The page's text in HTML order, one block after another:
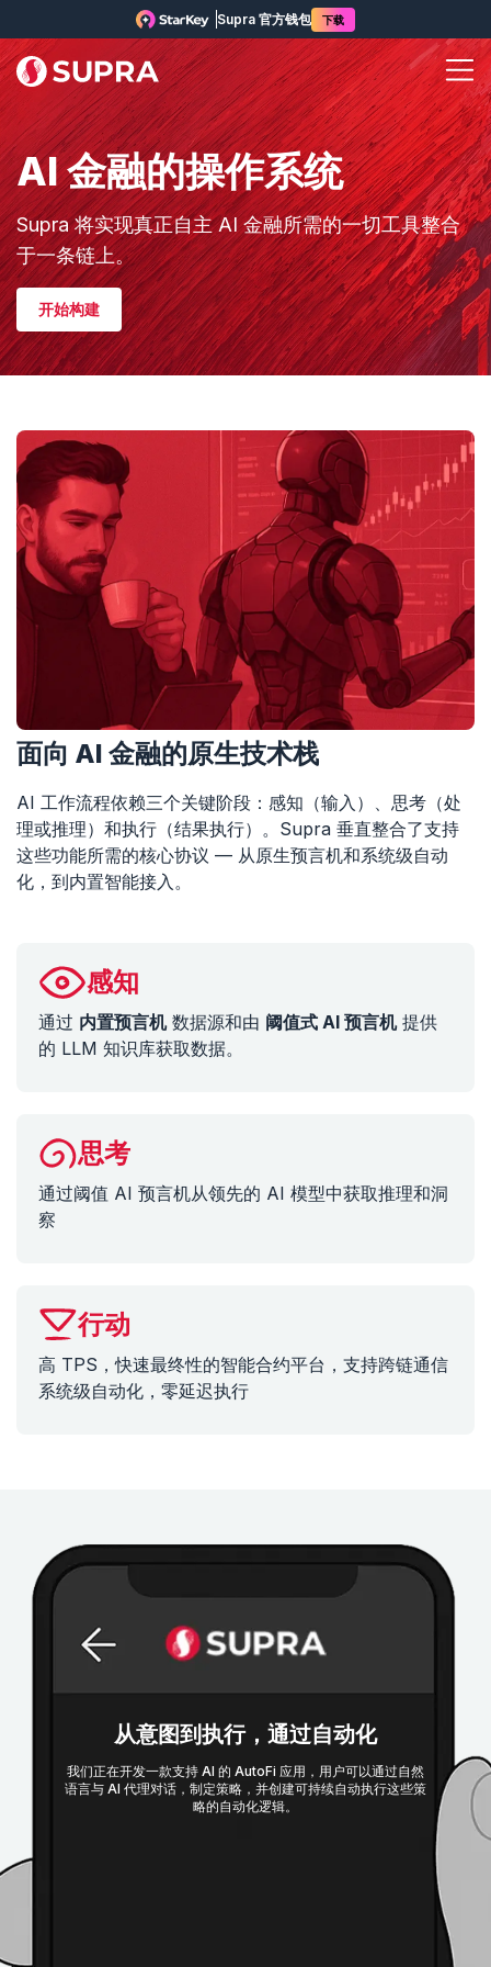
Supra 官方钱包 下载
AI 金融的操作系统
Supra 将实现真正自主 AI 金融所需的一切工具整合
于一条链上。
开始构建
面向 AI 金融的原生技术栈
AI 工作流程依赖三个关键阶段：感知（输入）、思考（处
理或推理）和执行（结果执行）。Supra 垂直整合了支持
这些功能所需的核心协议 — 从原生预言机和系统级自动
化，到内置智能接入。
感知
通过 内置预言机数据源和由 阈值式 AI 预言机提供
的 LLM 知识库获取数据。
思考
通过阈值 AI 预言机从领先的 AI 模型中获取推理和洞
察
行动
高 TPS，快速最终性的智能合约平台，支持跨链通信
系统级自动化，零延迟执行
从意图到执行，通过自动化
我们正在开发一款支持 AI 的 AutoFi 应用，用户可以通过自然
语言与 AI 代理对话，制定策略，并创建可持续自动执行这些策
略的自动化逻辑。